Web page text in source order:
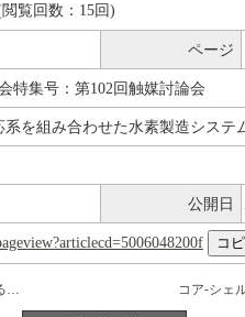
覧回数：15回)
ページ
特集号：第102回触媒討論会
系を組み合わせた水素製造システ
公開日
高耐熱性銅系スピネル触媒の調製に関する研究